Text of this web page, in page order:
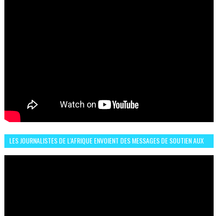
LES JOURNALISTES DE L'AFRIQUE ENVOIENT DES MESSAGES DE SOUTIEN AUX
LIONS DE L'ATLAS